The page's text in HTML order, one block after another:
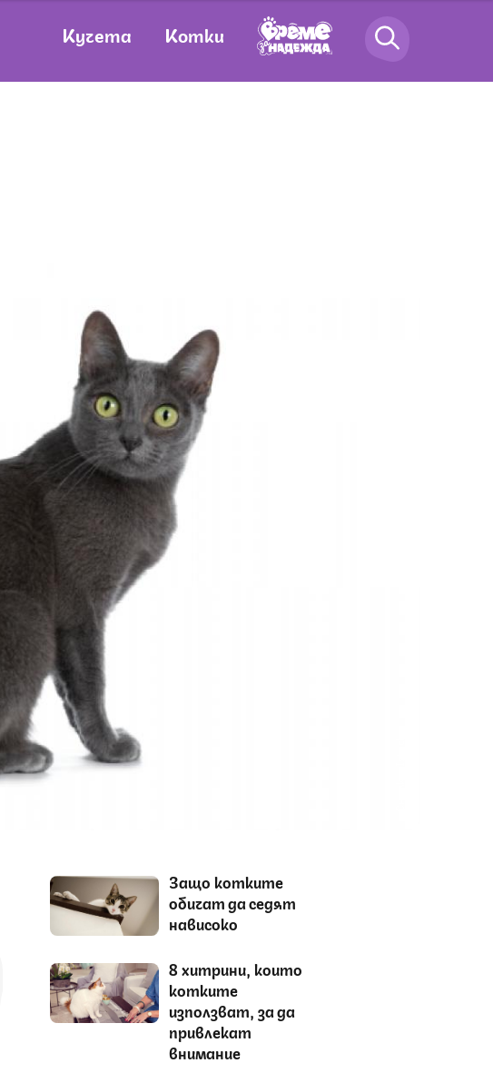
Кучета Котки
Защо котките
обичат да седят
нависоко
8 хитрини, които
котките
използват, за да
привлекат
внимание